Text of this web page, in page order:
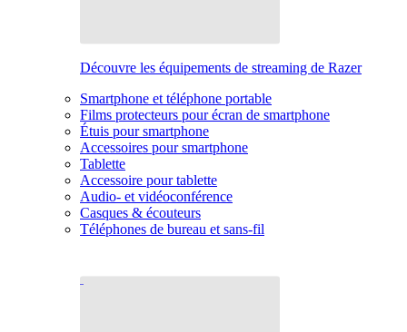
Découvre les équipements de streaming de Razer
Smartphone et téléphone portable
Films protecteurs pour écran de smartphone
Étuis pour smartphone
Accessoires pour smartphone
Tablette
Accessoire pour tablette
Audio- et vidéoconférence
Casques & écouteurs
Téléphones de bureau et sans-fil